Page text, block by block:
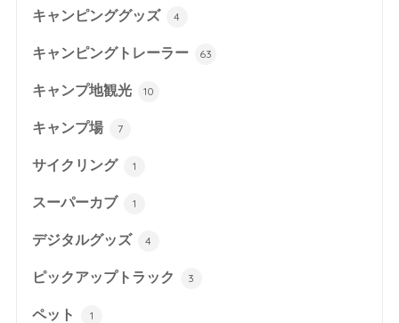
キャンピンググッズ 4
キャンピングトレーラー 63
キャンプ地観光 10
キャンプ場 7
サイクリング 1
スーパーカブ 1
デジタルグッズ 4
ピックアップトラック 3
ペット 1